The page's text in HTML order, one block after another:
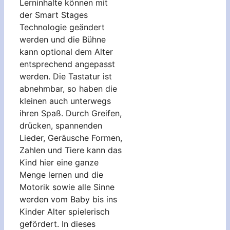
Lerninhalte können mit
der Smart Stages
Technologie geändert
werden und die Bühne
kann optional dem Alter
entsprechend angepasst
werden. Die Tastatur ist
abnehmbar, so haben die
kleinen auch unterwegs
ihren Spaß. Durch Greifen,
drücken, spannenden
Lieder, Geräusche Formen,
Zahlen und Tiere kann das
Kind hier eine ganze
Menge lernen und die
Motorik sowie alle Sinne
werden vom Baby bis ins
Kinder Alter spielerisch
gefördert. In dieses